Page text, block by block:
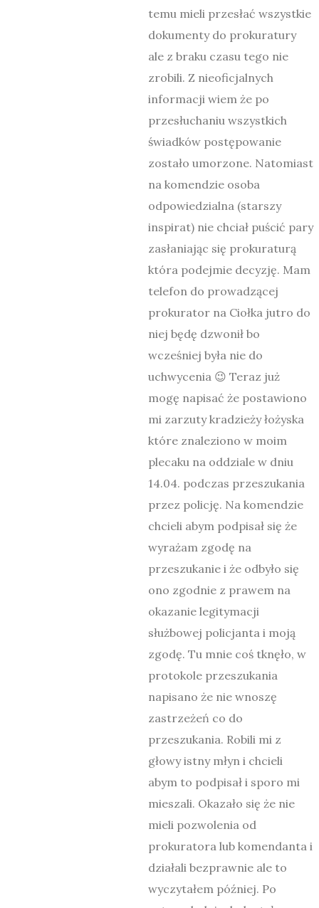
temu mieli przesłać wszystkie
dokumenty do prokuratury
ale z braku czasu tego nie
zrobili. Z nieoficjalnych
informacji wiem że po
przesłuchaniu wszystkich
świadków postępowanie
zostało umorzone. Natomiast
na komendzie osoba
odpowiedzialna (starszy
inspirat) nie chciał puścić pary
zasłaniając się prokuraturą
która podejmie decyzję. Mam
telefon do prowadzącej
prokurator na Ciołka jutro do
niej będę dzwonił bo
wcześniej była nie do
uchwycenia 😉 Teraz już
mogę napisać że postawiono
mi zarzuty kradzieży łożyska
które znaleziono w moim
plecaku na oddziale w dniu
14.04. podczas przeszukania
przez policję. Na komendzie
chcieli abym podpisał się że
wyrażam zgodę na
przeszukanie i że odbyło się
ono zgodnie z prawem na
okazanie legitymacji
służbowej policjanta i moją
zgodę. Tu mnie coś tknęło, w
protokole przeszukania
napisano że nie wnoszę
zastrzeżeń co do
przeszukania. Robili mi z
głowy istny młyn i chcieli
abym to podpisał i sporo mi
mieszali. Okazało się że nie
mieli pozwolenia od
prokuratora lub komendanta i
działali bezprawnie ale to
wyczytałem później. Po